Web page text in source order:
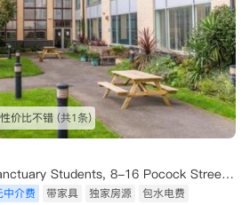
价比不错 (共1条)
Manna Ash House - Sanctuary Students, 8-16 Pocock Street, London SE1 0BW, UK
中介费 带家具 独家房源
包水电费